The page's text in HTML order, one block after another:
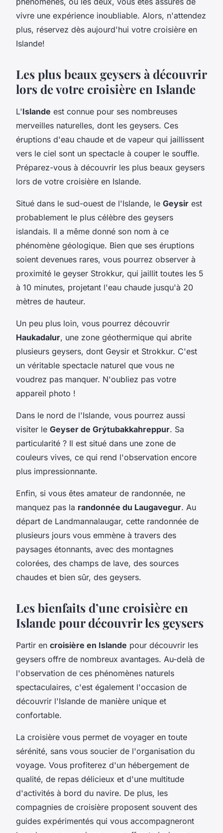
vivre une expérience inoubliable. Alors, n'attendez
plus, réservez dès aujourd'hui votre croisière en
Islande!
Les plus beaux geysers à découvrir
lors de votre croisière en Islande
L'Islande est connue pour ses nombreuses
merveilles naturelles, dont les geysers. Ces
éruptions d'eau chaude et de vapeur qui jaillissent
vers le ciel sont un spectacle à couper le souffle.
Préparez-vous à découvrir les plus beaux geysers
lors de votre croisière en Islande.
Situé dans le sud-ouest de l'Islande, le Geysir est
probablement le plus célèbre des geysers
islandais. Il a même donné son nom à ce
phénomène géologique. Bien que ses éruptions
soient devenues rares, vous pourrez observer à
proximité le geyser Strokkur, qui jaillit toutes les 5
à 10 minutes, projetant l'eau chaude jusqu'à 20
mètres de hauteur.
Un peu plus loin, vous pourrez découvrir
Haukadalur, une zone géothermique qui abrite
plusieurs geysers, dont Geysir et Strokkur. C'est
un véritable spectacle naturel que vous ne
voudrez pas manquer. N'oubliez pas votre
appareil photo !
Dans le nord de l'Islande, vous pourrez aussi
visiter le Geyser de Grýtubakkahreppur. Sa
particularité ? Il est situé dans une zone de
couleurs vives, ce qui rend l'observation encore
plus impressionnante.
Enfin, si vous êtes amateur de randonnée, ne
manquez pas la randonnée du Laugavegur. Au
départ de Landmannalaugar, cette randonnée de
plusieurs jours vous emmène à travers des
paysages étonnants, avec des montagnes
colorées, des champs de lave, des sources
chaudes et bien sûr, des geysers.
Les bienfaits d’une croisière en
Islande pour découvrir les geysers
Partir en croisière en Islande pour découvrir les
geysers offre de nombreux avantages. Au-delà de
l'observation de ces phénomènes naturels
spectaculaires, c'est également l'occasion de
découvrir l'Islande de manière unique et
confortable.
La croisière vous permet de voyager en toute
sérénité, sans vous soucier de l'organisation du
voyage. Vous profiterez d'un hébergement de
qualité, de repas délicieux et d'une multitude
d'activités à bord du navire. De plus, les
compagnies de croisière proposent souvent des
guides expérimentés qui vous accompagneront